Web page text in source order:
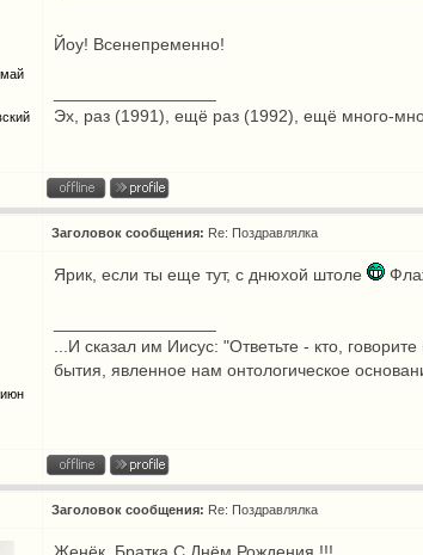
Йоу! Всенепременно!
Эх, раз (1991), ещё раз (1992), ещё много-
Заголовок сообщения: Re: Поздравлялка
Ярик, если ты еще тут, с днюхой штоле
...И сказал им Иисус: "Ответьте - кто,
бытия, явленное нам онтологическое
Заголовок сообщения: Re: Поздравлялка